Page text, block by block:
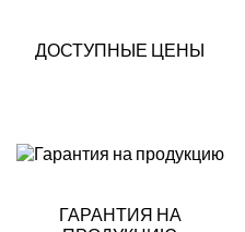
ДОСТУПНЫЕ ЦЕНЫ
ГАРАНТИЯ НА